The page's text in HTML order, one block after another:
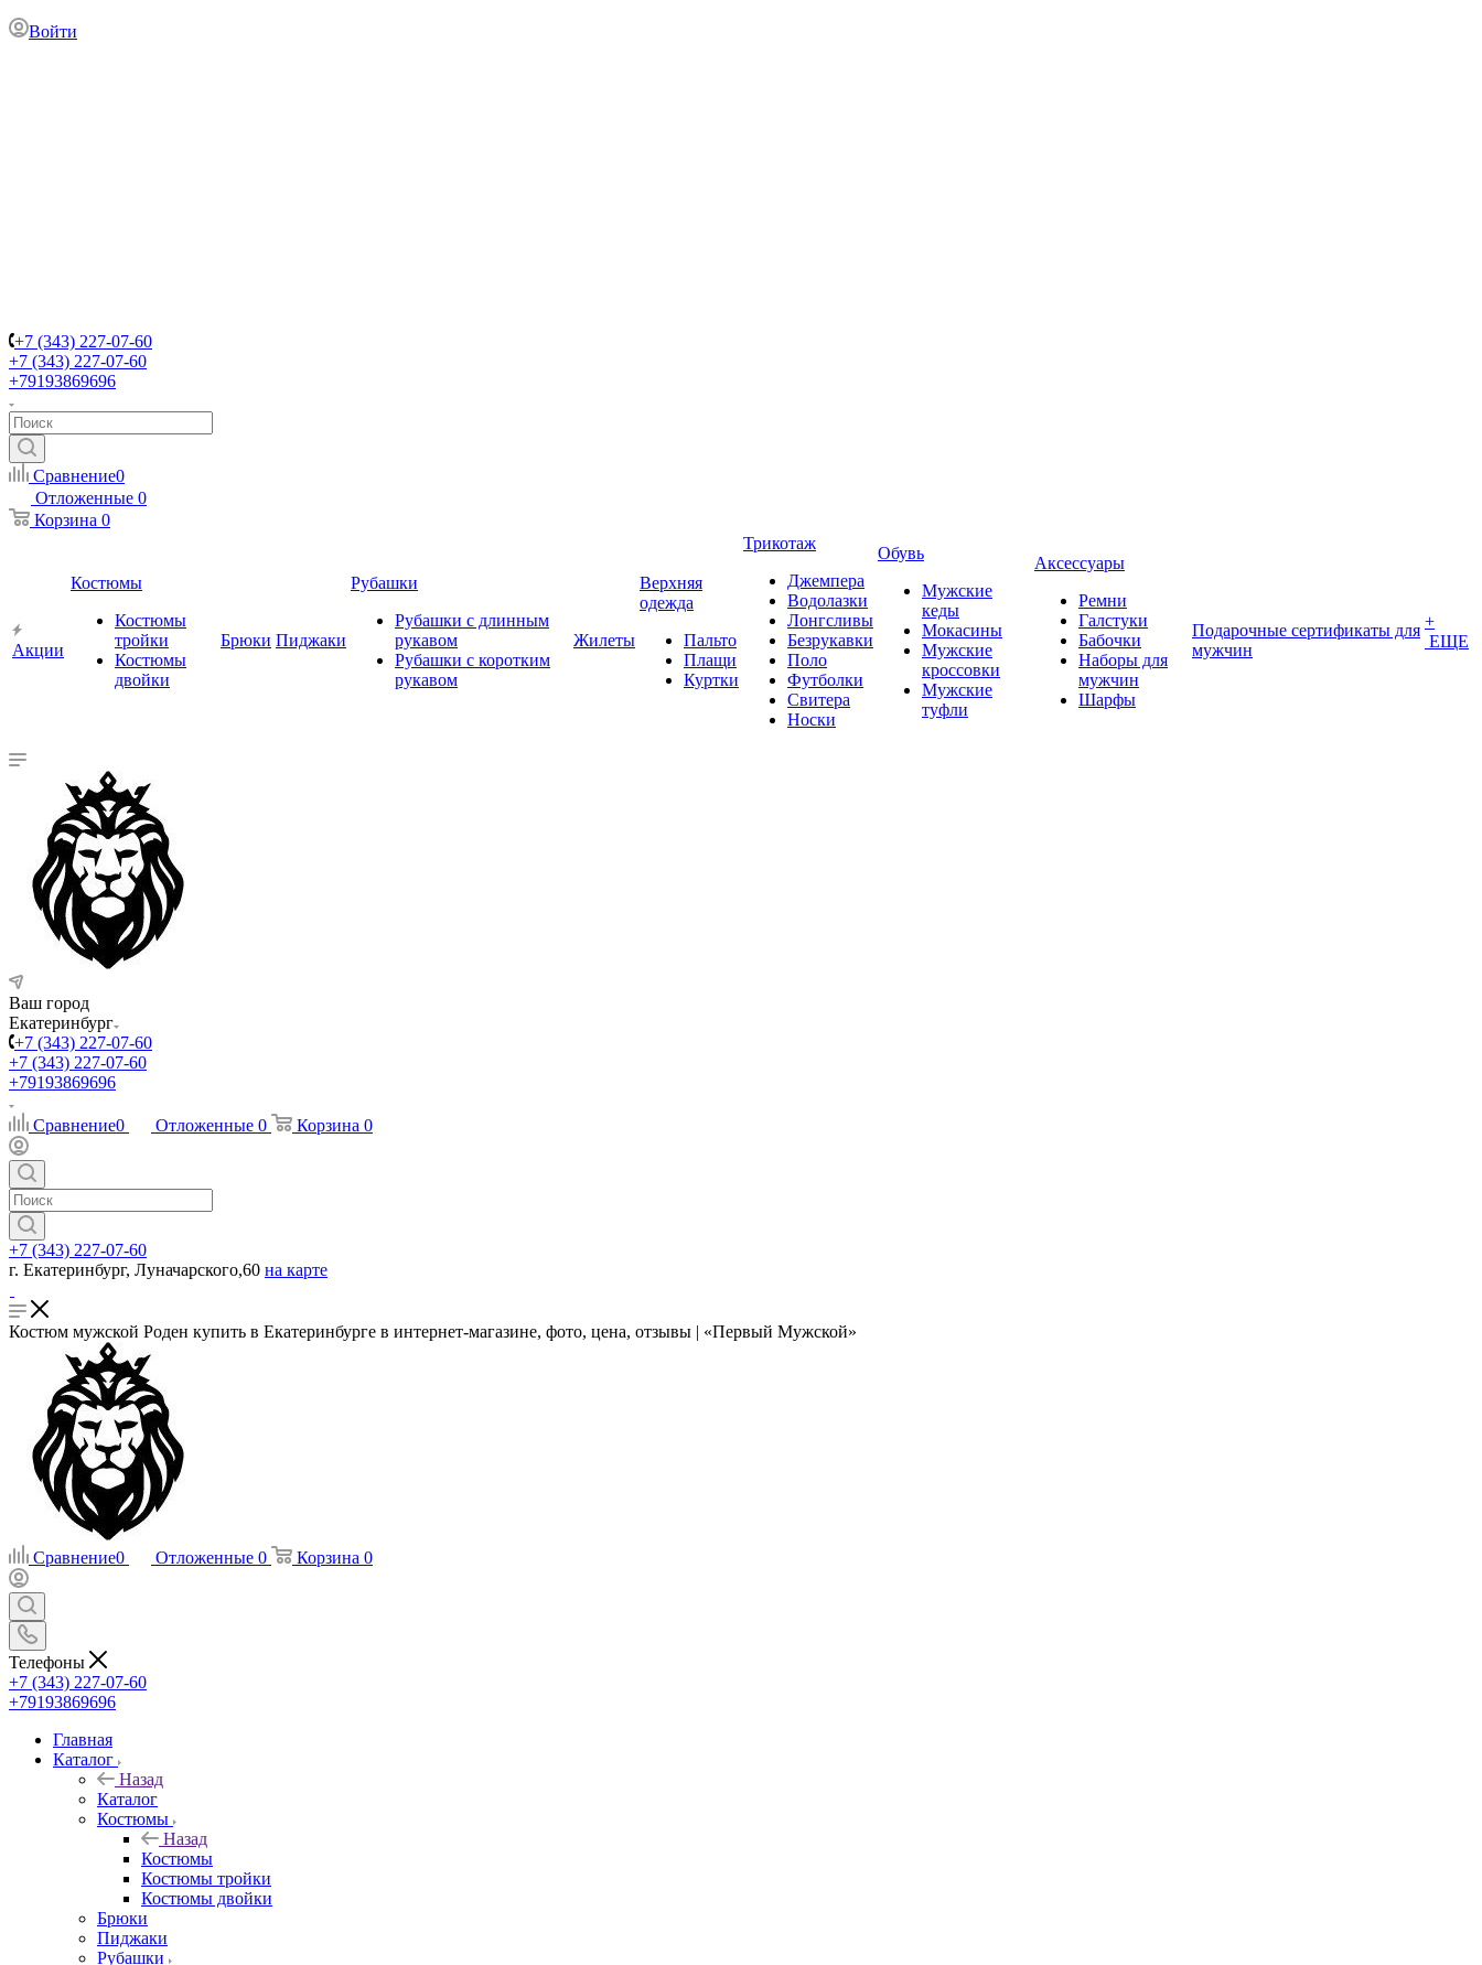
Войти
+7 (343) 227-07-60
+7 (343) 227-07-60
+79193869696
Сравнение0
Отложенные 0
Корзина 0
Акции
Костюмы
Костюмы
тройки
Костюмы
двойки
Брюки Пиджаки
Рубашки
Рубашки с длинным
рукавом
Рубашки с коротким
рукавом
Жилеты
Верхняя
одежда
Пальто
Плащи
Куртки
Трикотаж
Джемпера
Водолазки
Лонгсливы
Безрукавки
Поло
Футболки
Свитера
Носки
Обувь
Мужские
кеды
Мокасины
Мужские
кроссовки
Мужские
туфли
Аксессуары
Ремни
Галстуки
Бабочки
Наборы для
мужчин
Шарфы
Подарочные сертификаты для
мужчин
+
ЕЩЕ
Ваш город
Екатеринбург
+7 (343) 227-07-60
+7 (343) 227-07-60
+79193869696
Сравнение0 Отложенные 0 Корзина 0
+7 (343) 227-07-60
г. Екатеринбург, Луначарского,60 на карте
Костюм мужской Роден купить в Екатеринбурге в интернет-магазине, фото, цена, отзывы | «Первый Мужской»
Сравнение0 Отложенные 0 Корзина 0
Телефоны
+7 (343) 227-07-60
+79193869696
Главная
Каталог
Назад
Каталог
Костюмы
Назад
Костюмы
Костюмы тройки
Костюмы двойки
Брюки
Пиджаки
Рубашки